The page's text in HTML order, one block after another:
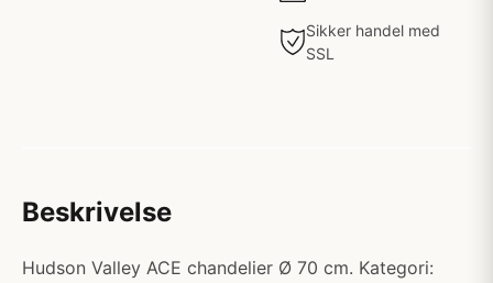
Sikker handel med
SSL
Beskrivelse
Hudson Valley ACE chandelier Ø 70 cm. Kategori: